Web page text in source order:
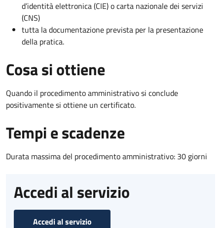
d’identità elettronica (CIE) o carta nazionale dei servizi
(CNS)
tutta la documentazione prevista per la presentazione
della pratica.
Cosa si ottiene
Quando il procedimento amministrativo si conclude
positivamente si ottiene un certificato.
Tempi e scadenze
Durata massima del procedimento amministrativo: 30 giorni
Accedi al servizio
Accedi al servizio